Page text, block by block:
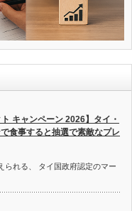
ト キャンペーン 2026】タイ・
食事すると抽選で素敵なプレ
られる、 タイ国政府認定のマー